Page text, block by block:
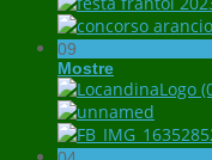
09
Mostre